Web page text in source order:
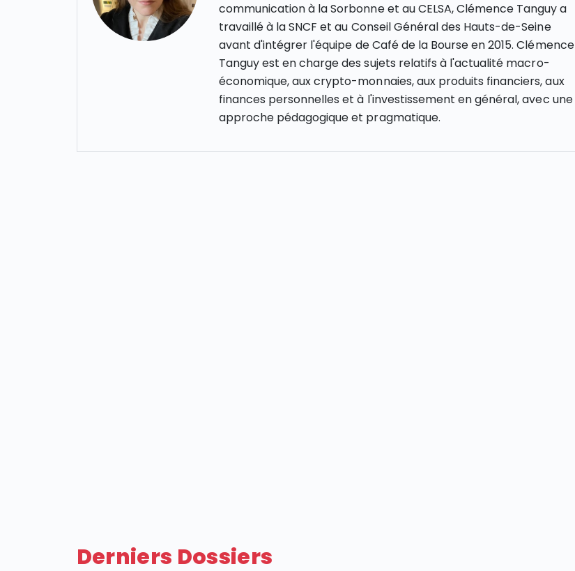
communication à la Sorbonne et au CELSA, Clémence Tanguy a
travaillé à la SNCF et au Conseil Général des Hauts-de-Seine
avant d'intégrer l'équipe de Café de la Bourse en 2015. Clémence
Tanguy est en charge des sujets relatifs à l'actualité macro-
économique, aux crypto-monnaies, aux produits financiers, aux
finances personnelles et à l'investissement en général, avec une
approche pédagogique et pragmatique.
Derniers Dossiers